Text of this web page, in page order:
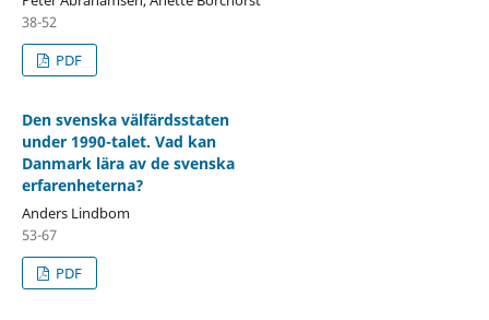
38-52
PDF
Den svenska välfärdsstaten
under 1990-talet. Vad kan
Danmark lära av de svenska
erfarenheterna?
Anders Lindbom
53-67
PDF